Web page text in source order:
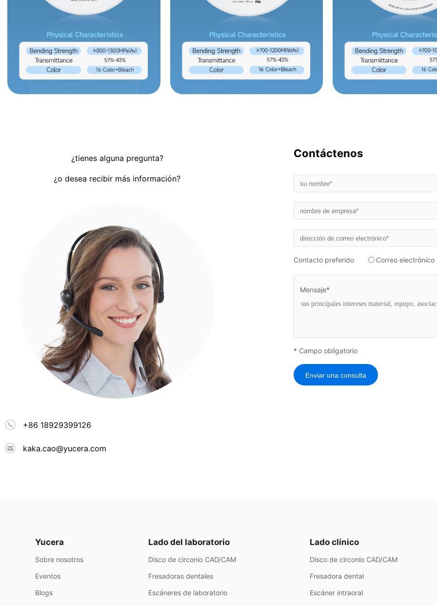
¿tienes alguna pregunta?
¿o desea recibir más información?
+86 18929399126
kaka.cao@yucera.com
Contáctenos
Contacto preferido Correo electrónico
Mensaje*
* Campo obligatorio
Enviar una consulta
Yucera
Sobre nosotros
Eventos
Blogs
Lado del laboratorio
Disco de circonio CAD/CAM
Fresadoras dentales
Escáneres de laboratorio
Lado clínico
Disco de circonio CAD/CAM
Fresadora dental
Escáner intraoral